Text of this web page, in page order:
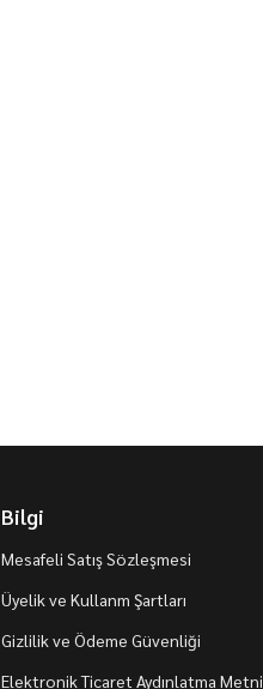
Bilgi
Mesafeli Satış Sözleşmesi
Üyelik ve Kullanm Şartları
Gizlilik ve Ödeme Güvenliği
Elektronik Ticaret Aydınlatma Metni